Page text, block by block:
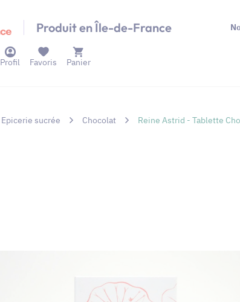
Produit en Île-de-France
Profil Panier
Favoris
Epicerie sucrée Chocolat Reine Astrid - Tablette